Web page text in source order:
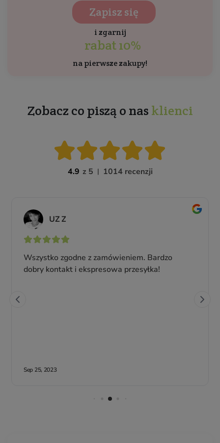
Zapisz się
i zgarnij
rabat 10%
na pierwsze zakupy!
Zobacz co piszą o nas klienci